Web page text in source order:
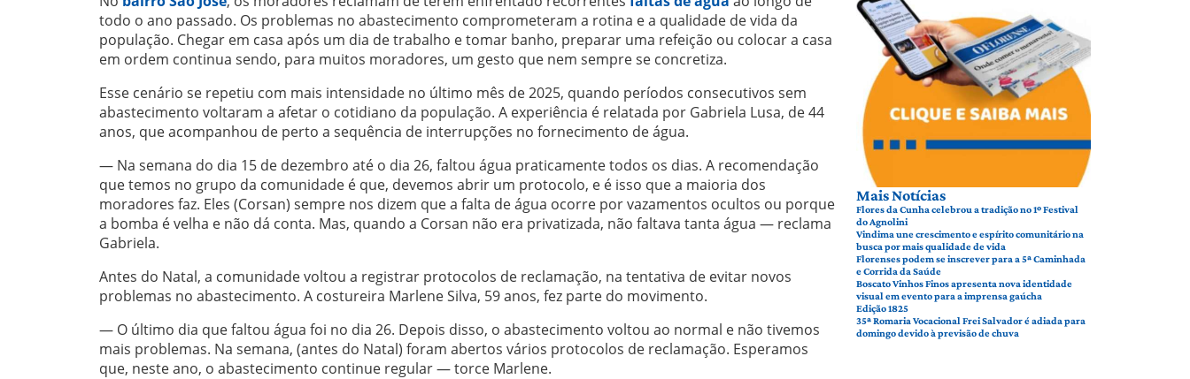
todo o ano passado. Os problemas no abastecimento comprometeram a rotina e a qualidade de vida da
população. Chegar em casa após um dia de trabalho e tomar banho, preparar uma refeição ou colocar a casa
em ordem continua sendo, para muitos moradores, um gesto que nem sempre se concretiza.
Esse cenário se repetiu com mais intensidade no último mês de 2025, quando períodos consecutivos sem
abastecimento voltaram a afetar o cotidiano da população. A experiência é relatada por Gabriela Lusa, de 44
anos, que acompanhou de perto a sequência de interrupções no fornecimento de água.
— Na semana do dia 15 de dezembro até o dia 26, faltou água praticamente todos os dias. A recomendação
que temos no grupo da comunidade é que, devemos abrir um protocolo, e é isso que a maioria dos
moradores faz. Eles (Corsan) sempre nos dizem que a falta de água ocorre por vazamentos ocultos ou porque
a bomba é velha e não dá conta. Mas, quando a Corsan não era privatizada, não faltava tanta água — reclama
Gabriela.
Antes do Natal, a comunidade voltou a registrar protocolos de reclamação, na tentativa de evitar novos
problemas no abastecimento. A costureira Marlene Silva, 59 anos, fez parte do movimento.
— O último dia que faltou água foi no dia 26. Depois disso, o abastecimento voltou ao normal e não tivemos
mais problemas. Na semana, (antes do Natal) foram abertos vários protocolos de reclamação. Esperamos
que, neste ano, o abastecimento continue regular — torce Marlene.
Mais Notícias
Flores da Cunha celebrou a tradição no 1º Festival
do Agnolini
Vindima une crescimento e espírito comunitário na
busca por mais qualidade de vida
Florenses podem se inscrever para a 5ª Caminhada
e Corrida da Saúde
Boscato Vinhos Finos apresenta nova identidade
visual em evento para a imprensa gaúcha
Edição 1825
35ª Romaria Vocacional Frei Salvador é adiada para
domingo devido à previsão de chuva